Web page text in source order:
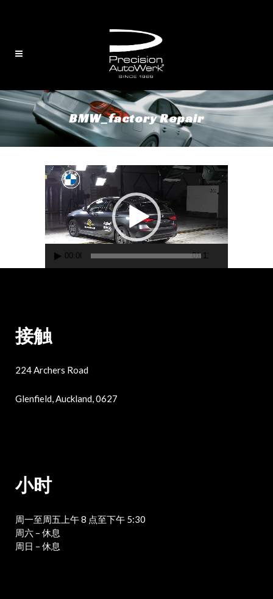
BMW_factory Repair
Video
Player
00:00 01:11
接触
224 Archers Road
Glenfield, Auckland, 0627
小时
周一至周五上午 8 点至下午 5:30
周六 – 休息
周日 – 休息